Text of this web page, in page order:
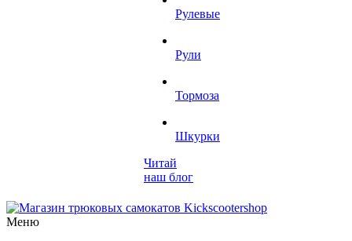
Рулевые
Рули
Тормоза
Шкурки
Читай
наш блог
Меню